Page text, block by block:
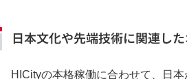
日本文化や先端技術に関連し
HICityの本格稼働に合わせて、日本